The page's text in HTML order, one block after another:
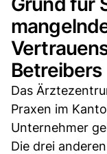
Betreibers
Das
Praxen im
Unternehmer
Die drei